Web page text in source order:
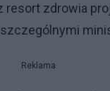
resort zdrowia
Reklama